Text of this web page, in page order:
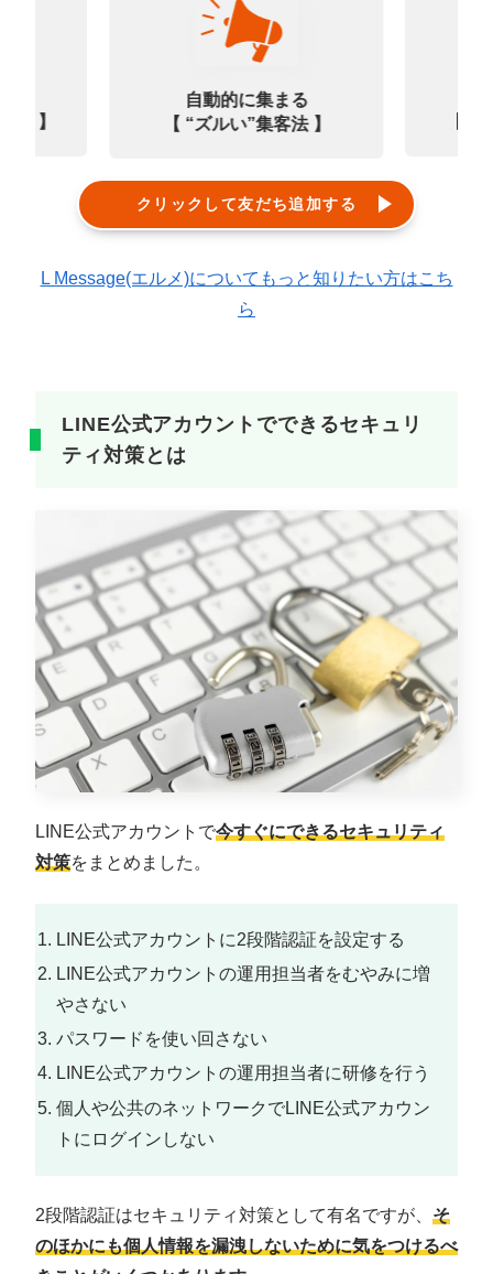
選 】
自動的に集まる
【 “ズルい”集客法 】
クリックして友だち追加する
L Message(エルメ)についてもっと知りたい方はこち
ら
LINE公式アカウントでできるセキュリ
ティ対策とは
LINE公式アカウントで今すぐにできるセキュリティ
対策をまとめました。
LINE公式アカウントに2段階認証を設定する
LINE公式アカウントの運用担当者をむやみに増
やさない
パスワードを使い回さない
LINE公式アカウントの運用担当者に研修を行う
個人や公共のネットワークでLINE公式アカウン
トにログインしない
2段階認証はセキュリティ対策として有名ですが、 そ
のほかにも個人情報を漏洩しないために気をつけるべ